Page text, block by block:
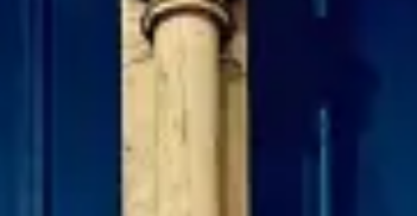
expériences et villes
São Paulo